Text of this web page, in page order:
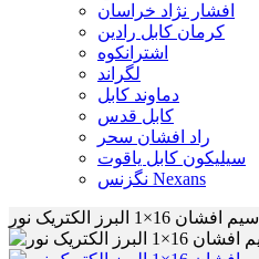
افشار نژاد خراسان
کرمان کابل رادین
اشترانکوه
لگراند
دماوند کابل
کابل قدس
راد افشان سحر
سیلیکون کابل یاقوت
نگزنس Nexans
سیم افشان 16×1 البرز الکتریک نور